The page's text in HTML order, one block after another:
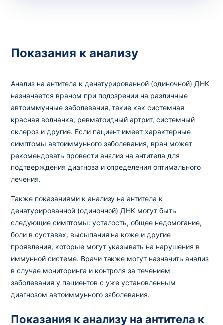
Показания к анализу
Анализ на антитела к денатурированной (одиночной) ДНК
назначается врачом при подозрении на различные
автоиммунные заболевания, такие как системная
красная волчанка, ревматоидный артрит, системный
склероз и другие. Если пациент имеет характерные
симптомы автоиммунного заболевания, врач может
рекомендовать провести анализ на антитела для
подтверждения диагноза и определения оптимального
лечения.
Также показаниями к анализу на антитела к
денатурированной (одиночной) ДНК могут быть
следующие симптомы: усталость, общее недомогание,
боли в суставах, высыпания на коже и другие
проявления, которые могут указывать на нарушения в
иммунной системе. Врачи также могут назначить анализ
в случае мониторинга и контроля за течением
заболевания у пациентов с уже установленным
диагнозом автоиммунного заболевания.
Показания к анализу на антитела к